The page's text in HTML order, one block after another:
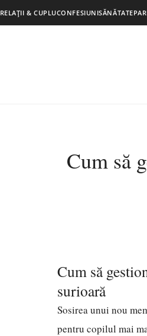
RELAȚII & CUPLUCONFESIUNISĂNĂTATE
Cum să
Cum să
surioară
Sosirea unui nou
pentru copilul mai